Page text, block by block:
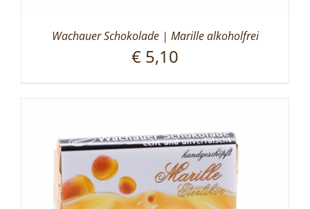
Wachauer Schokolade | Marille alkoholfrei
€ 5,10